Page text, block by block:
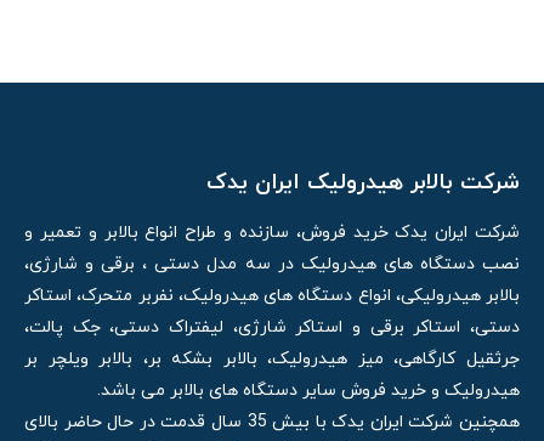
شرکت بالابر هیدرولیک ایران یدک
شرکت ایران یدک خرید فروش، سازنده و طراح انواع بالابر و تعمیر و
نصب دستگاه های هیدرولیک در سه مدل دستی ، برقی و شارژی،
بالابر هیدرولیکی، انواع دستگاه های هیدرولیک، نفربر متحرک، استاکر
دستی، استاکر برقی و استاکر شارژی، لیفتراک دستی، جک پالت،
جرثقیل کارگاهی، میز هیدرولیک، بالابر بشکه بر، بالابر ویلچر بر
هیدرولیک و خرید فروش سایر دستگاه های بالابر می باشد.
همچنین شرکت ایران یدک با بیش 35 سال قدمت در حال حاضر بالای